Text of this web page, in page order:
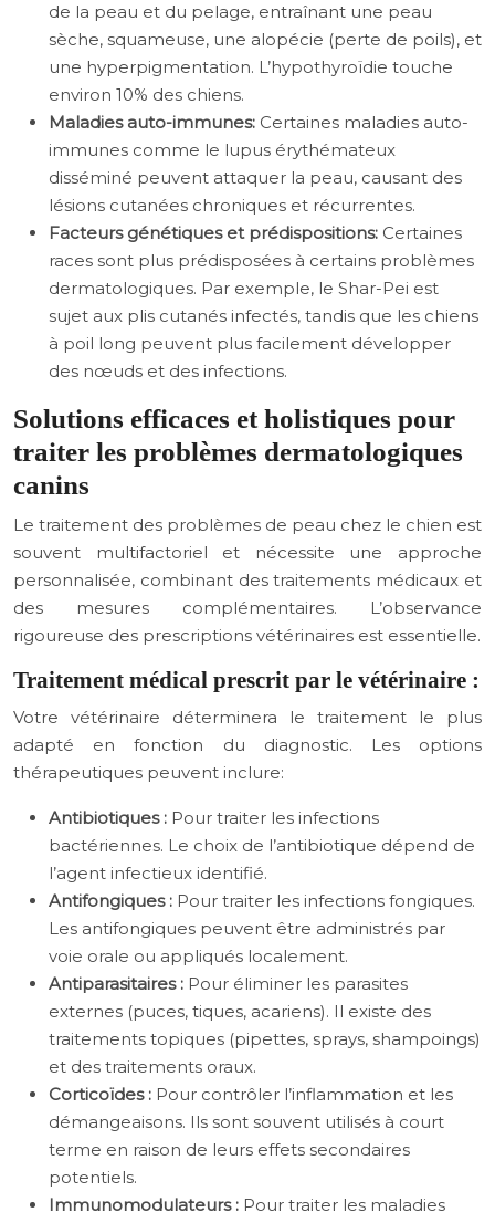
de la peau et du pelage, entraînant une peau
sèche, squameuse, une alopécie (perte de poils), et
une hyperpigmentation. L’hypothyroïdie touche
environ 10% des chiens.
Maladies auto-immunes: Certaines maladies auto-
immunes comme le lupus érythémateux
disséminé peuvent attaquer la peau, causant des
lésions cutanées chroniques et récurrentes.
Facteurs génétiques et prédispositions: Certaines
races sont plus prédisposées à certains problèmes
dermatologiques. Par exemple, le Shar-Pei est
sujet aux plis cutanés infectés, tandis que les chiens
à poil long peuvent plus facilement développer
des nœuds et des infections.
Solutions efficaces et holistiques pour
traiter les problèmes dermatologiques
canins
Le traitement des problèmes de peau chez le chien est
souvent multifactoriel et nécessite une approche
personnalisée, combinant des traitements médicaux et
des mesures complémentaires. L’observance
rigoureuse des prescriptions vétérinaires est essentielle.
Traitement médical prescrit par le vétérinaire :
Votre vétérinaire déterminera le traitement le plus
adapté en fonction du diagnostic. Les options
thérapeutiques peuvent inclure:
Antibiotiques : Pour traiter les infections
bactériennes. Le choix de l’antibiotique dépend de
l’agent infectieux identifié.
Antifongiques : Pour traiter les infections fongiques.
Les antifongiques peuvent être administrés par
voie orale ou appliqués localement.
Antiparasitaires : Pour éliminer les parasites
externes (puces, tiques, acariens). Il existe des
traitements topiques (pipettes, sprays, shampoings)
et des traitements oraux.
Corticoïdes : Pour contrôler l’inflammation et les
démangeaisons. Ils sont souvent utilisés à court
terme en raison de leurs effets secondaires
potentiels.
Immunomodulateurs : Pour traiter les maladies